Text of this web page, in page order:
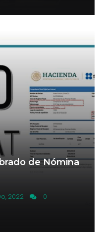
de Nómina
2022
0